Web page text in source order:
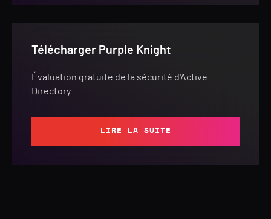
Télécharger Purple Knight
Évaluation gratuite de la sécurité d'Active
Directory
LIRE LA SUITE